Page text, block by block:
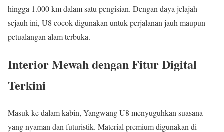
hingga 1.000 km dalam satu pengisian. Dengan daya jelajah
sejauh ini, U8 cocok digunakan untuk perjalanan jauh maupun
petualangan alam terbuka.
Interior Mewah dengan Fitur Digital
Terkini
Masuk ke dalam kabin, Yangwang U8 menyuguhkan suasana
yang nyaman dan futuristik. Material premium digunakan di